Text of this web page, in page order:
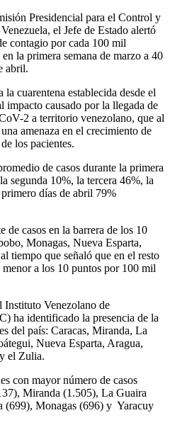
Presidencial para el Control y
el Jefe de Estado alertó
contagio por cada 100 mil
la primera semana de marzo a 40
abril.
cuarentena establecida desde el
impacto causado por la llegada de
2 a territorio venezolano, que al
amenaza en el crecimiento de
los pacientes.
de casos durante la primera
segunda 10%, la tercera 46%, la
días de abril 79%
de casos en la barrera de los 10
Monagas, Nueva Esparta,
tiempo que señaló que en el resto
a los 10 puntos por 100 mil
Venezolano de
ha identificado la presencia de la
del país: Caracas, Miranda, La
Nueva Esparta, Aragua,
el Zulia.
con mayor número de casos
Miranda (1.505), La Guaira
(699), Monagas (696) y Yaracuy